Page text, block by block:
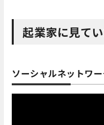
起業家に見て
ソーシャルネットワ